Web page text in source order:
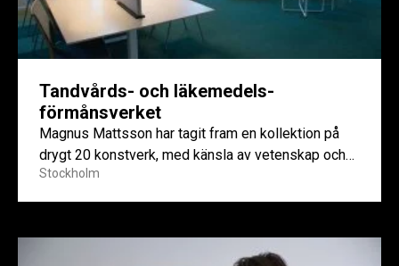
Tandvårds- och läkemedels­
förmånsverket
Magnus Mattsson har tagit fram en kollektion på
drygt 20 konstverk, med känsla av vetenskap och
medicin.
Stockholm